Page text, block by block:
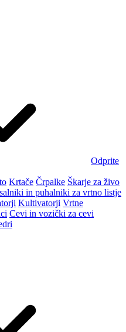
Odprite
Krtače Črpalke Škarje za živo
in puhalniki za vrtno listje
Kultivatorji Vrtne
Cevi in vozički za cevi